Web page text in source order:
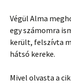
Végül Alma
egy számomra
került, felszívta
hátsó kereke.
Mivel olvasta a